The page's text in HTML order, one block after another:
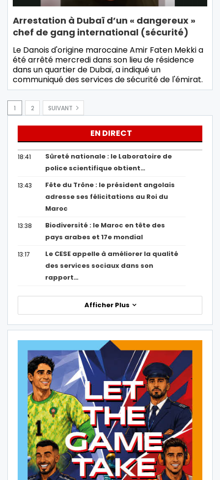
Arrestation à Dubaï d’un « dangereux »
chef de gang international (sécurité)
Le Danois d'origine marocaine Amir Faten Mekki a
été arrêté mercredi dans son lieu de résidence
dans un quartier de Dubaï, a indiqué un
communiqué des services de sécurité de l'émirat.
1 2 SUIVANT
EN DIRECT
18:41
Sûreté nationale : le Laboratoire de
police scientifique obtient…
13:43
Fête du Trône : le président angolais
adresse ses félicitations au Roi du
Maroc
13:38
Biodiversité : le Maroc en tête des
pays arabes et 17e mondial
13:17
Le CESE appelle à améliorer la qualité
des services sociaux dans son
rapport…
Afficher Plus